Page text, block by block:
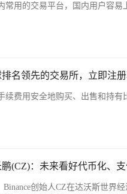
常用的交易平台，国内用户容
名领先的交易所，立即注
续费用安全地购买、出售和持
鹏(CZ)：未来看好代币化、
Binance创始人CZ在达沃斯世界